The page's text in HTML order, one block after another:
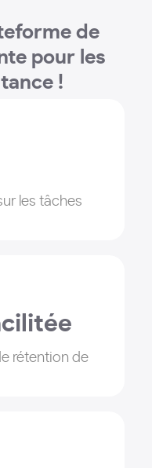
de
pour les
!
les tâches
rétention de